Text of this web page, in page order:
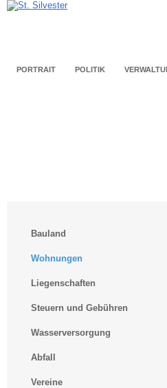
PORTRAIT POLITIK
Bauland
Wohnungen
Liegenschaften
Steuern und Gebühren
Wasserversorgung
Abfall
Vereine